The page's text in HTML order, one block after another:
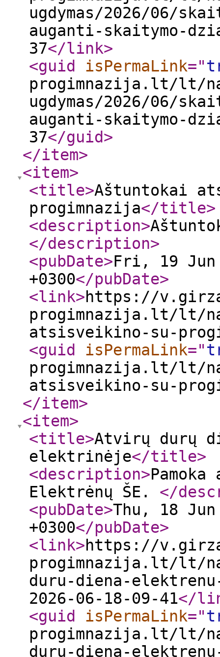
ugdymas/2026/06/
auganti-skaitymo-
37</link>
<guid
isPermaLink="
progimnazija.lt/lt/
ugdymas/2026/06/
auganti-skaitymo-
37</guid>
</item>
<item>
<title>Aštuntokai
progimnazija</title>
<description>
</description>
<pubDate>Fri, 19 Jun
+0300</pubDate>
<link>https://
progimnazija.lt/lt/
atsisveikino-su-
<guid
isPermaLink="
progimnazija.lt/lt/
atsisveikino-su-
</item>
<item>
<title>Atvirų durų
elektrinėje</title>
<description>
Elektrėnų ŠE. </
<pubDate>Thu, 18
+0300</pubDate>
<link>https://
progimnazija.lt/lt/
duru-diena-
2026-06-18-09-41</
<guid
isPermaLink="
progimnazija.lt/lt/
duru-diena-